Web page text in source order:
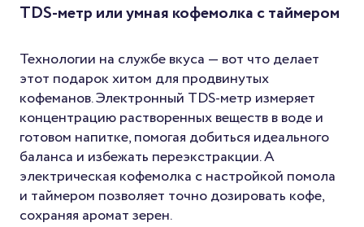
TDS-метр или умная кофемолка с таймером
Технологии на службе вкуса — вот что делает
этот подарок хитом для продвинутых
кофеманов. Электронный TDS-метр измеряет
концентрацию растворенных веществ в воде и
готовом напитке, помогая добиться идеального
баланса и избежать переэкстракции. А
электрическая кофемолка с настройкой помола
и таймером позволяет точно дозировать кофе,
сохраняя аромат зерен.